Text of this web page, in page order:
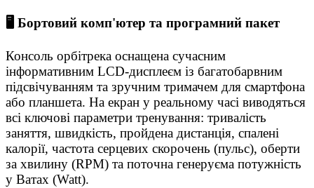
🖥️ Бортовий комп'ютер та програмний пакет
Консоль орбітрека оснащена сучасним
інформативним LCD-дисплеєм із багатобарвним
підсвічуванням та зручним тримачем для смартфона
або планшета. На екран у реальному часі виводяться
всі ключові параметри тренування: тривалість
заняття, швидкість, пройдена дистанція, спалені
калорії, частота серцевих скорочень (пульс), оберти
за хвилину (RPM) та поточна генеруєма потужність
у Ватах (Watt).